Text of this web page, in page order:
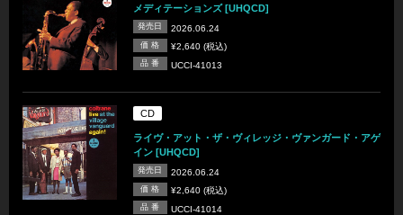
メディテーションズ [UHQCD]
発売日 2026.06.24
価 格 ¥2,640 (税込)
品 番 UCCI-41013
CD
ライヴ・アット・ザ・ヴィレッジ・ヴァンガード・アゲ
イン [UHQCD]
発売日 2026.06.24
価 格 ¥2,640 (税込)
品 番 UCCI-41014